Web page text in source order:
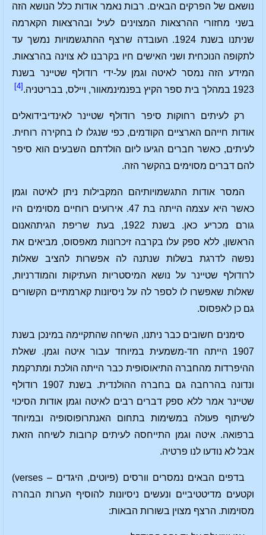
נושאם של הפרקים הבאים. רבות נאמר אודות כלל הנושא הזה
בשני מחזורי ההרצאות המצוינים לעיל ובהרצאות הקארמה
שניתנו בשנת 1924. העובדה שרצף ההתגשמויות נמשך עד
לתקופה הנוכחית ושני האישים חיו בקרבנו לא צוינה בהרצאות.
המידע הזה נמסר לאיטה וגמן על-ידי רודולף שטיינר בשנת
1923 במהלך בית ספר הקיץ בפנמינמאוור, ויילס, בבריטניה.
[4]
רק לעיתים רחוקות סיפר רודולף שטיינר לאינדיבידואלים
אודות חייהם הארציים הקודמים, כפי שנגלו לו בחקירה רוחית.
לעיתים, כאשר חברים הגיעו ליום הולדתם השבעים הוא סיפר
להם דברים מסוימים בהקשר הזה.
המסר אודות התגשמויותיהם המקבילות ניתן לאיטה וגמן
כאשר היא עצמה הייתה בת 47. אירועים רוחיים מסוימים היו
גורם מכריע כאן. בשנת 1922, בעת שריפת הגיתהאנום
הראשון, ללא ספק עלו בקרבה זיכרונות מאפסוס, מביאים את
נפשה לדרגת בשלות שנתנה לה אפשרות להציב שאלות
לרודולף שטיינר על נושא המיסטריות העתיקות והמודרניות,
שאלות שאפשרו לו לספר לה על ניסיונות קארמתיים הקשורים
גם כן לאפסוס.
סימנים חשובים כבר ניתנו, השיחה שהתקיימה במינכן בשנת
1907 הייתה חד-משמעית במיוחד עבור איטה וגמן. שאלת
ההיפרדות מהחברה התיאוסופית כבר הייתה הולכת ומתרקמת
ונדונה בהרחבה גם בחברה ההולנדית. בשנת 1907 רודולף
שטיינר אמר ללא ספק דברים רבים לאיטה וגמן אודות הסיכוי
לשיתוף פעולה במשימות בתחום האנתרופוסופיה ובמיוחד
ברפואה. איטה וגמן התייחסה לעיתים קרובות לשיחה הזאת
אבל לא נודעו לנו פרטיה.
בדפים הבאים נמסרים וורסים (פיוטים, היגדים – verses)
וקטעים מדיטטיביים ונעשים ניסיונות להוסיף הערות הבהרה
מסוימות. הרצף מצוין בשורות הבאות: